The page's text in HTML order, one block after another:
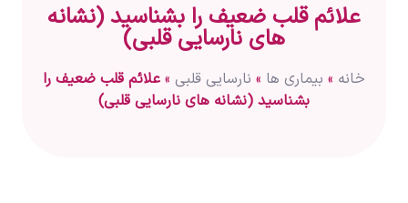
علائم قلب ضعیف را بشناسید (نشانه
های نارسایی قلبی)
خانه » بیماری ها » نارسایی قلبی » علائم قلب ضعیف را
بشناسید (نشانه های نارسایی قلبی)